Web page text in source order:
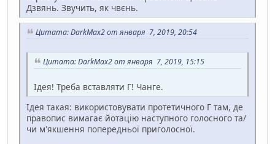
Дзвянь. Звучить, як чвєнь.
Цитата: DarkMax2 от января 7, 2019, 20:54
Цитата: DarkMax2 от января 7, 2019, 15:15
Ідея! Треба вставляти Г! Чанге.
Ідея такая: використовувати протетичного Г там, де
правопис вимагає йотацію наступного голосного та/
чи м'якшення попередньої приголосної.